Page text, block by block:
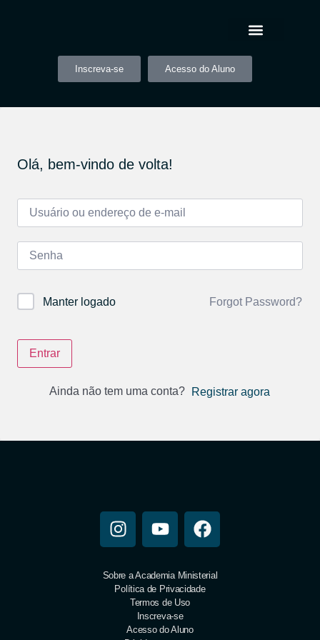
Inscreva-se Acesso do Aluno
Olá, bem-vindo de volta!
Manter logado Forgot Password?
Entrar
Ainda não tem uma conta? Registrar agora
Sobre a Academia Ministerial
Política de Privacidade
Termos de Uso
Inscreva-se
Acesso do Aluno